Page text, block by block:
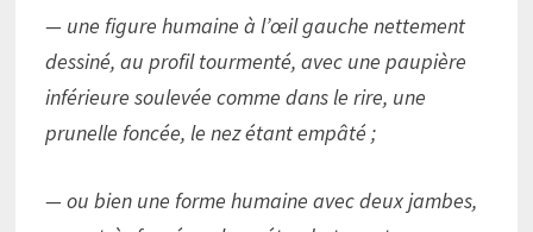
— une figure humaine à l’œil gauche nettement
dessiné, au profil tourmenté, avec une paupière
inférieure soulevée comme dans le rire, une
prunelle foncée, le nez étant empâté ;
— ou bien une forme humaine avec deux jambes,